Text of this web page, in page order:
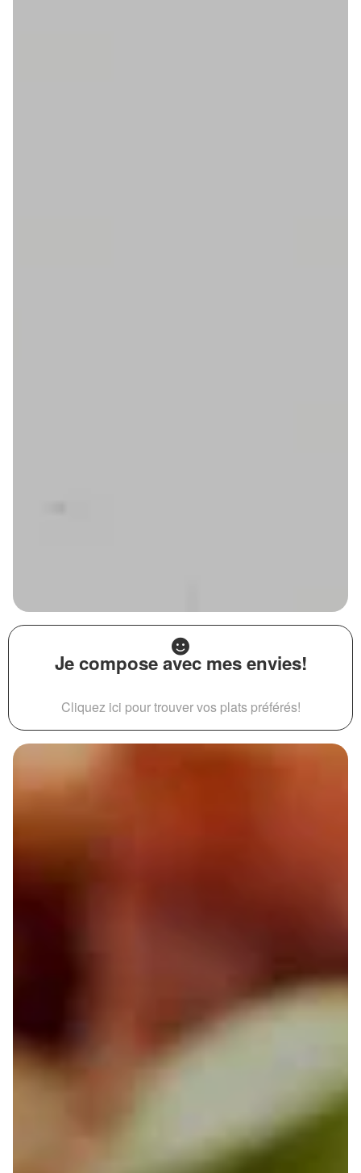
Je compose avec mes envies!
Cliquez ici pour trouver vos plats préférés!